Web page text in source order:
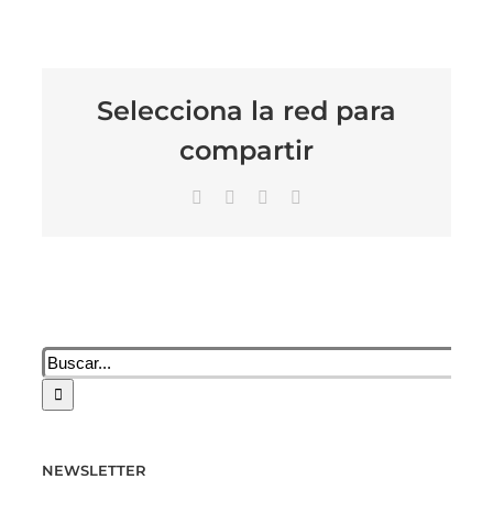
Selecciona la red para
compartir
Facebook LinkedIn
Buscar:
NEWSLETTER